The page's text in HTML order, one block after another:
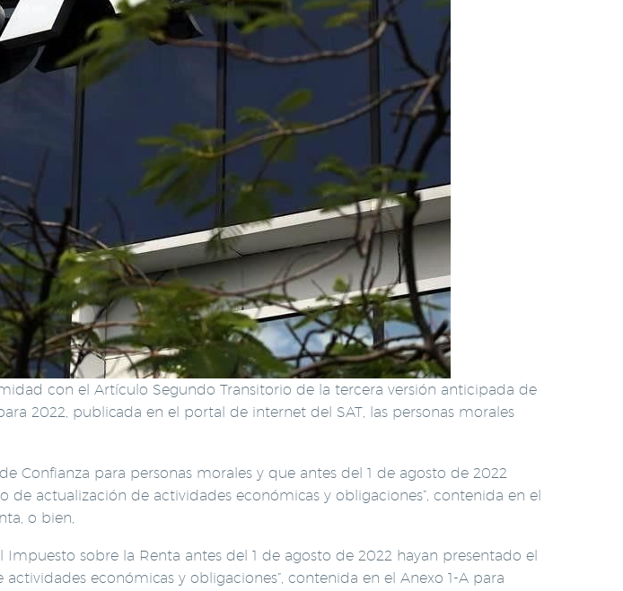
con el Artículo Segundo Transitorio de la tercera versión anticipada de
2022, publicada en el portal de internet del SAT, las personas morales
para personas morales y que antes del 1 de agosto de 2022
de actualización de actividades económicas y obligaciones”, contenida en el
o bien,
sobre la Renta antes del 1 de agosto de 2022 hayan presentado el
económicas y obligaciones”, contenida en el Anexo 1-A para